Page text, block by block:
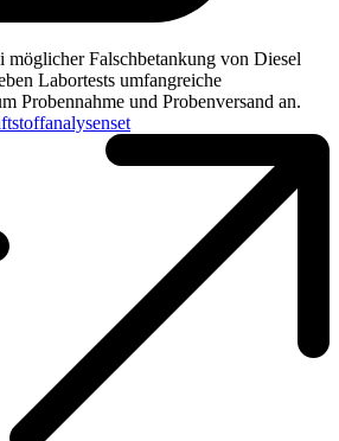
möglicher Falschbetankung von Diesel
Labortests umfangreiche
Probennahme und Probenversand an.